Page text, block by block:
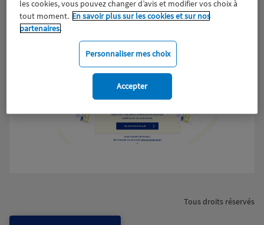
Tous droits réservés
les cookies, vous pouvez changer d’avis et modifier vos choix à
tout moment. En savoir plus sur les cookies et sur nos
partenaires.
Personnaliser mes choix
Accepter